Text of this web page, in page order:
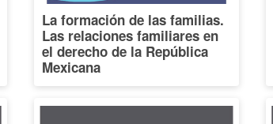
La formación de las familias.
Las relaciones familiares en
el derecho de la República
Mexicana